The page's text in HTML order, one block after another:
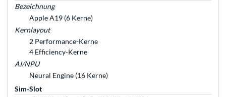
Bezeichnung
Apple A19 (6 Kerne)
Kernlayout
2 Performance-Kerne
4 Efficiency-Kerne
AI/NPU
Neural Engine (16 Kerne)
Sim-Slot